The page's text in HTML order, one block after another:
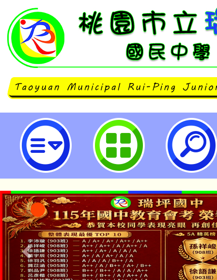
中華民國四健會協會辦理「115年
遊工作坊簡章」-桃園市立瑞坪國民